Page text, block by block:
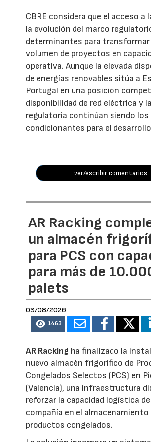
CBRE considera que el acceso a
la evolución del marco
determinantes para
volumen de proyectos en
operativa. Aunque la elevada
de energías renovables sitúa a
Portugal en una posición
disponibilidad de red eléctrica y
regulatoria continúan siendo los
condicionantes para el
ver/escribir comentarios
AR Racking
un almacén
para PCS con
para más de
palets
03/08/2026
1463
AR Racking ha finalizado la
nuevo almacén frigorífico de
Congelados Selectos (PCS) en
(Valencia), una infraestructura
reforzar la capacidad logística de
compañía en el almacenamiento
productos congelados.